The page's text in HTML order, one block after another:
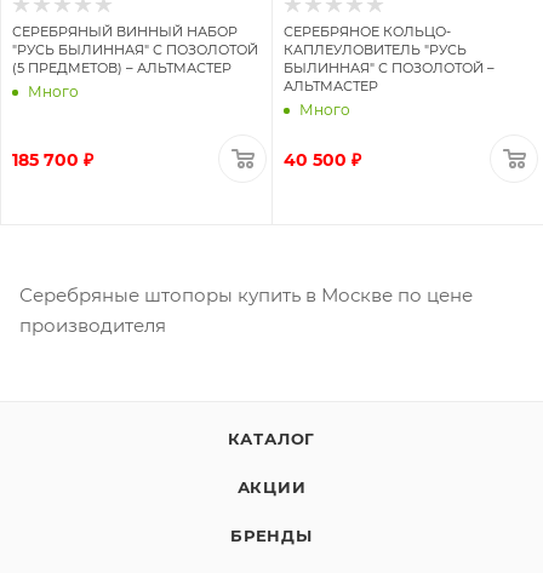
СЕРЕБРЯНЫЙ ВИННЫЙ НАБОР
"РУСЬ БЫЛИННАЯ" С ПОЗОЛОТОЙ
(5 ПРЕДМЕТОВ) – АЛЬТМАСТЕР
Много
185 700 ₽
СЕРЕБРЯНОЕ КОЛЬЦО-
КАПЛЕУЛОВИТЕЛЬ "РУСЬ
БЫЛИННАЯ" С ПОЗОЛОТОЙ –
АЛЬТМАСТЕР
Много
40 500 ₽
Серебряные штопоры купить в Москве по цене
производителя
КАТАЛОГ
АКЦИИ
БРЕНДЫ